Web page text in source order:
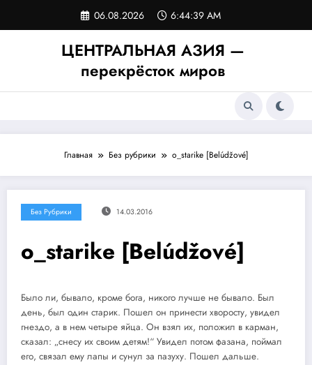
содержимому
06.08.2026 6:44:39 AM
ЦЕНТРАЛЬНАЯ АЗИЯ —
перекрёсток миров
Главная Без рубрики o_starike [Belúdžové]
Без Рубрики 14.03.2016
o_starike [Belúdžové]
Было ли, бывало, кроме бога, никого лучше не бывало. Был
день, был один старик. Пошел он принести хворосту, увидел
гнездо, а в нем четыре яйца. Он взял их, положил в карман,
сказал: „снесу их своим детям!“ Увидел потом фазана, поймал
его, связал ему лапы и сунул за пазуху. Пошел дальше.